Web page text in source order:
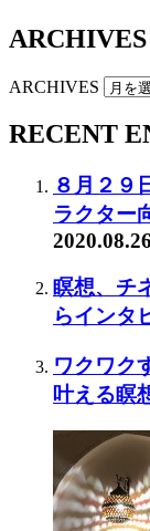
ARCHIVES
ARCHIVES
RECENT
８月２９
ラクター
2020.08.26
瞑想、チ
らインタ
ワクワク
叶える瞑